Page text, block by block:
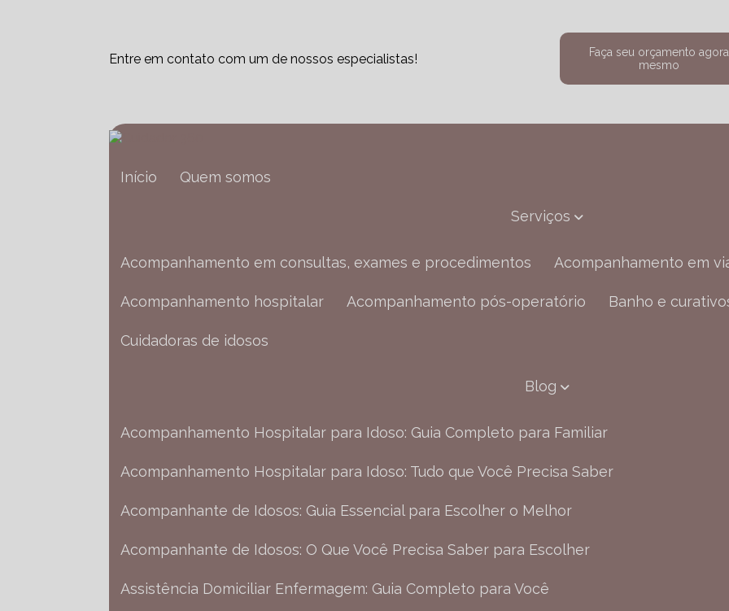
Entre em contato com um de nossos especialistas!
Faça seu orçamento agora
mesmo
Início Quem somos
Serviços
Acompanhamento em consultas, exames e procedimentos Acompanhamento em
Acompanhamento hospitalar Acompanhamento pós-operatório Banho e
Cuidadoras de idosos
Blog
Acompanhamento Hospitalar para Idoso: Guia Completo para Familiar
Acompanhamento Hospitalar para Idoso: Tudo que Você Precisa Saber
Acompanhante de Idosos: Guia Essencial para Escolher o Melhor
Acompanhante de Idosos: O Que Você Precisa Saber para Escolher
Assistência Domiciliar Enfermagem: Guia Completo para Você